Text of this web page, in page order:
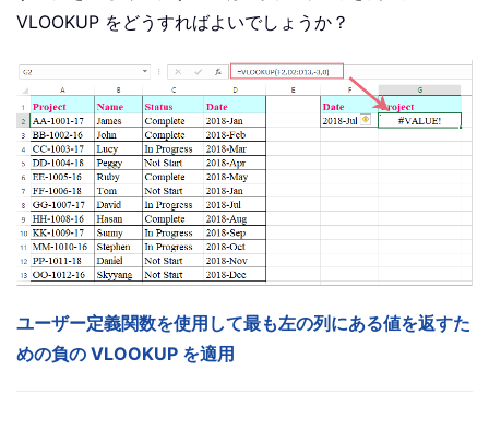
VLOOKUP をどうすればよいでしょうか？
ユーザー定義関数を使用して最も左の列にある値を返すた
めの負の VLOOKUP を適用